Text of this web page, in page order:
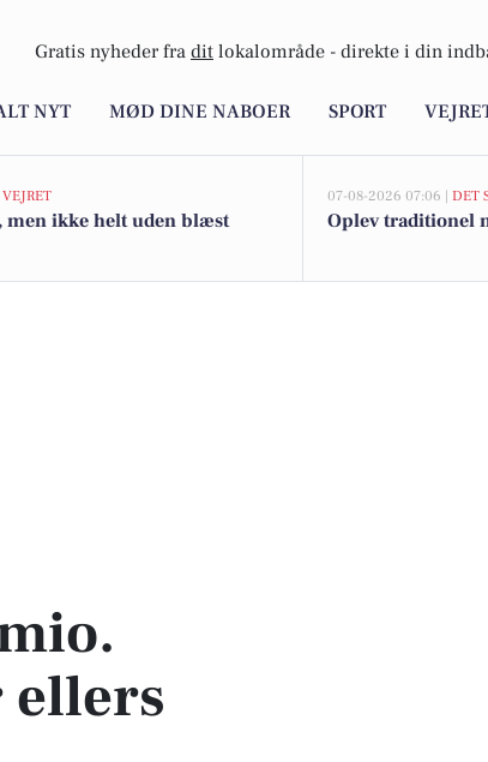
Gratis nyheder fra dit lokalområde - direkte i din
NYT MØD DINE NABOER SPORT
VEJRET
men ikke helt uden blæst
07-08-2026 07:06 | DET
Oplev traditionel
Kommune
ellers